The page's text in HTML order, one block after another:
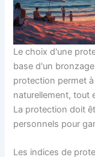
Le choix d'une
base d'un
protection permet
naturellement, tout
La protection doit
personnels pour
Les indices de